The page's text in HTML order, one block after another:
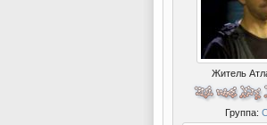
Житель
Группа: